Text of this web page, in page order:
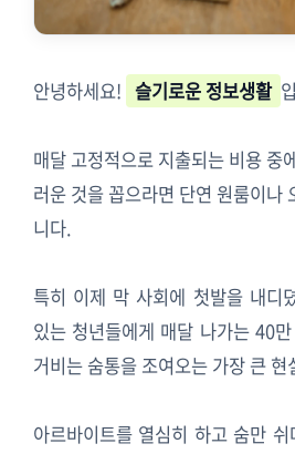
안녕하세요! 슬기로운 정보생활
매달 고정적으로 지출되는 비용 중
러운 것을 꼽으라면 단연 원룸이나
니다.
특히 이제 막 사회에 첫발을 내디
있는 청년들에게 매달 나가는 40
거비는 숨통을 조여오는 가장 큰 현
아르바이트를 열심히 하고 숨만